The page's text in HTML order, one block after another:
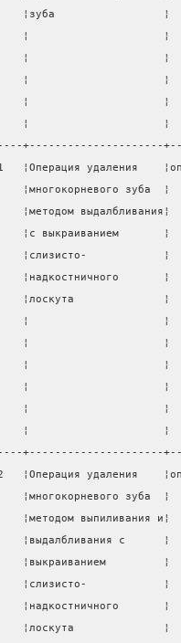
¦зуба                 ¦
¦                     ¦
¦                     ¦
¦                     ¦
¦                     ¦
¦                     ¦
+---------------------
¦Операция удаления
¦многокорневого зуба
¦методом
¦с выкраиванием
¦слизисто-            ¦
¦надкостничного
¦лоскута              ¦
¦                     ¦
¦                     ¦
¦                     ¦
¦                     ¦
¦                     ¦
¦                     ¦
+---------------------
¦Операция удаления
¦многокорневого зуба
¦методом выпиливания
¦выдалбливания с
¦выкраиванием
¦слизисто-            ¦
¦надкостничного
¦лоскута              ¦